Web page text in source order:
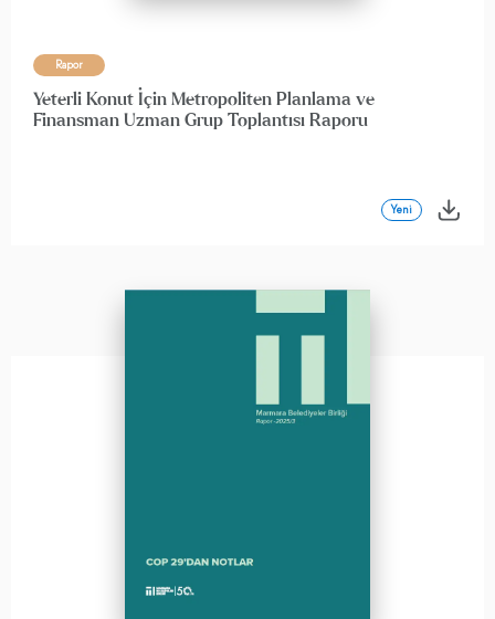
Rapor
Yeterli Konut İçin Metropoliten Planlama ve
Finansman Uzman Grup Toplantısı Raporu
Yeni